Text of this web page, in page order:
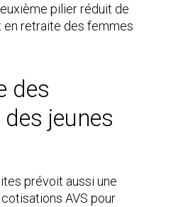
pilier réduit de
en retraite des femmes
des
jeunes
prévoit aussi une
AVS pour